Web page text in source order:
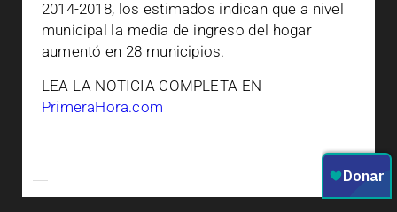
2014-2018, los estimados indican que a nivel
municipal la media de ingreso del hogar
aumentó en 28 municipios.
LEA LA NOTICIA COMPLETA EN
PrimeraHora.com